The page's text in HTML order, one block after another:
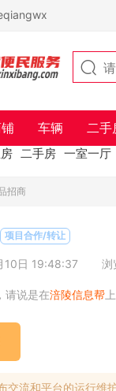
车辆 二手
二手房 一室一厅
招商
项目合作/转让
10日 19:48:37 浏
请说是在涪陵信息帮
交流和平台的运行维